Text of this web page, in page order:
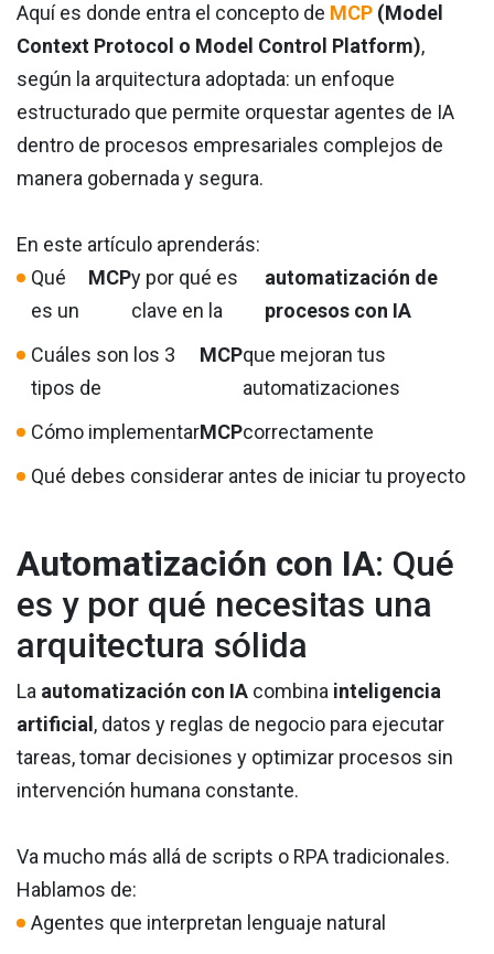
Aquí es donde entra el concepto de MCP (Model
Context Protocol o Model Control Platform),
según la arquitectura adoptada: un enfoque
estructurado que permite orquestar agentes de IA
dentro de procesos empresariales complejos de
manera gobernada y segura.
En este artículo aprenderás:
Qué
es un
MCPy por qué es
clave en la
automatización de
procesos con IA
Cuáles son los 3
tipos de
MCPque mejoran tus
automatizaciones
Cómo implementarMCPcorrectamente
Qué debes considerar antes de iniciar tu proyecto
Automatización con IA: Qué
es y por qué necesitas una
arquitectura sólida
La automatización con IA combina inteligencia
artificial , datos y reglas de negocio para ejecutar
tareas, tomar decisiones y optimizar procesos sin
intervención humana constante.
Va mucho más allá de scripts o RPA tradicionales.
Hablamos de:
Agentes que interpretan lenguaje natural